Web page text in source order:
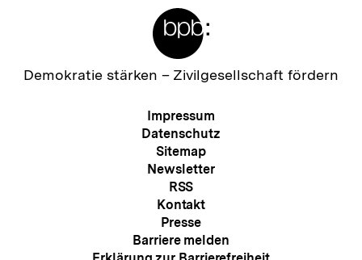
Zur
Demokratie stärken – Zivilgesellschaft fördern
Meta-
Navigation
Impressum
Datenschutz
Sitemap
Newsletter
RSS
Kontakt
Presse
Barriere melden